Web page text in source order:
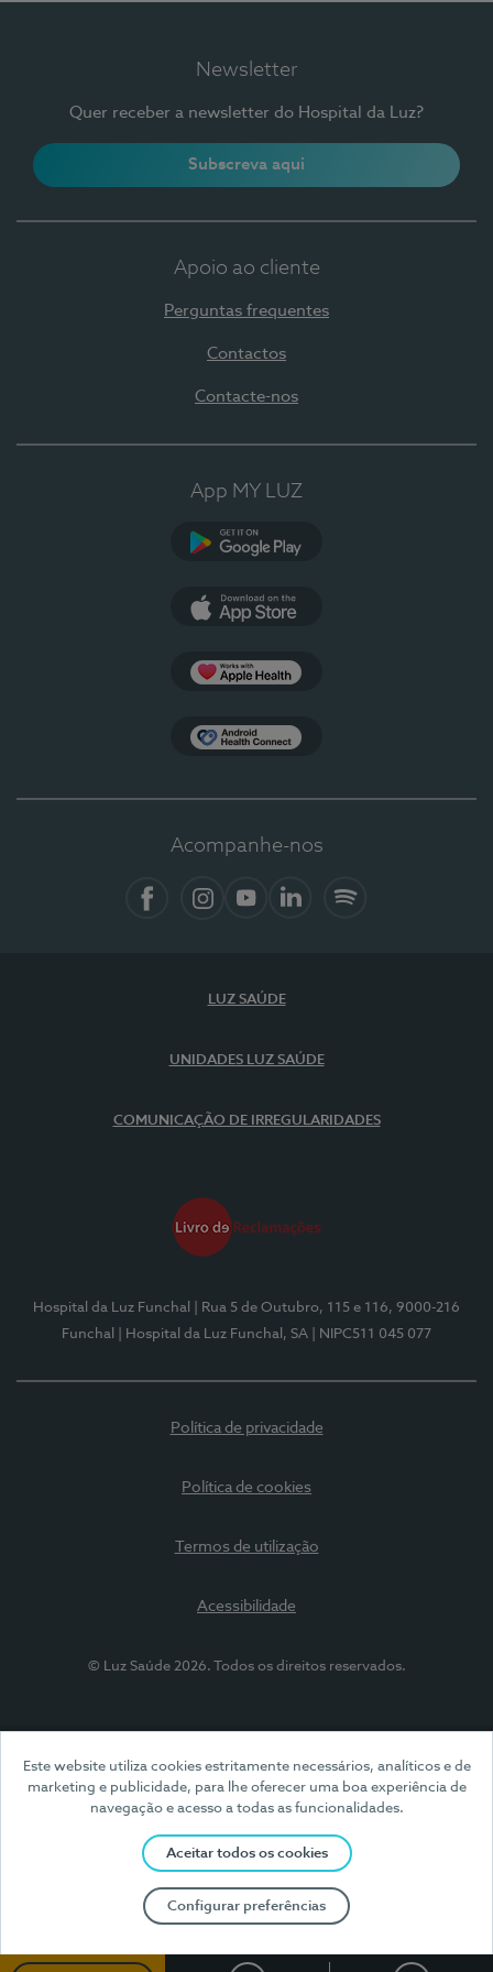
Este website utiliza cookies estritamente necessários, analíticos e de
marketing e publicidade, para lhe oferecer uma boa experiência de
navegação e acesso a todas as funcionalidades.
Aceitar todos os cookies
Configurar preferências
Newsletter
Quer receber a newsletter do Hospital da Luz?
Subscreva aqui
Apoio ao cliente
Perguntas frequentes
Contactos
Contacte-nos
App MY LUZ
Acompanhe-nos
LUZ SAÚDE
UNIDADES LUZ SAÚDE
COMUNICAÇÃO DE IRREGULARIDADES
Hospital da Luz Funchal
| Rua 5 de Outubro, 115 e 116, 9000-216
Funchal
| Hospital da Luz Funchal, SA | NIPC511 045 077
Política de privacidade
Política de cookies
Termos de utilização
Acessibilidade
© Luz Saúde 2026. Todos os direitos reservados.